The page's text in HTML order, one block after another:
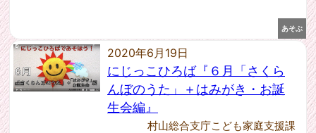
2020年5月 [8]
2020年4月 [4]
2020年3月 [2]
2020年2月 [6]
あそぶ
2020年6月19日
にじっこひろば『６月「さくら
んぼのうた」＋はみがき・お誕
生会編』
村山総合支庁こども家庭支援課